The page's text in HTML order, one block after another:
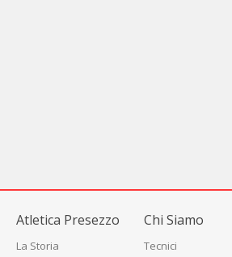
Atletica Presezzo
La Storia
Chi Siamo
Tecnici